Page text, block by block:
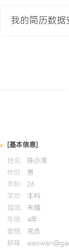
教育背景
冲突解决算法与
技术视野：具备
服务架构设计，
并发处理能力支
项目经验，负责
通过建立团队开
升XXX%。个人
有效支持前线团
我的简历数据
[基本信息]
姓名：
陈小湾
性别： 男
年龄： 26
学历： 本科
婚姻： 未婚
年限： 4年
面貌： 党员
邮箱：